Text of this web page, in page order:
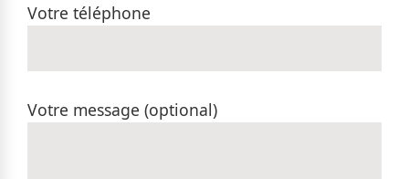
Votre téléphone
Votre message (optional)